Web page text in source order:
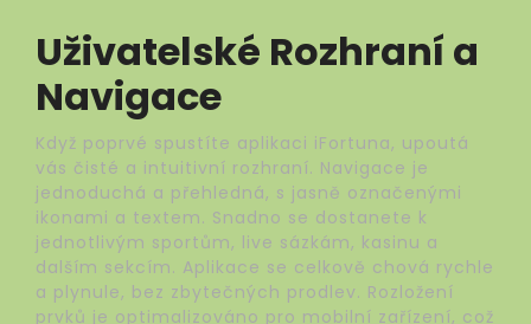
Uživatelské Rozhraní a
Navigace
Když poprvé spustíte aplikaci iFortuna, upoutá
vás čisté a intuitivní rozhraní. Navigace je
jednoduchá a přehledná, s jasně označenými
ikonami a textem. Snadno se dostanete k
jednotlivým sportům, live sázkám, kasinu a
dalším sekcím. Aplikace se celkově chová rychle
a plynule, bez zbytečných prodlev. Rozložení
prvků je optimalizováno pro mobilní zařízení, což